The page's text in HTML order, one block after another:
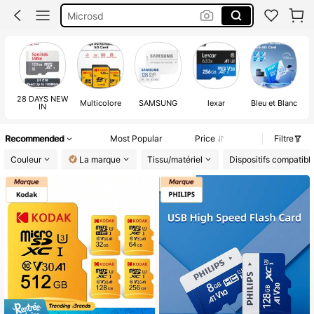
Carte Micro Sd 128 Go
Micro Sd Card
Carte Sd
28 DAYS NEW
IN Multicolore SAMSUNG lexar Bleu et Blanc
Recommended Most Popular Price
Filtre
Couleur
La marque Tissu/matériel Dispositifs